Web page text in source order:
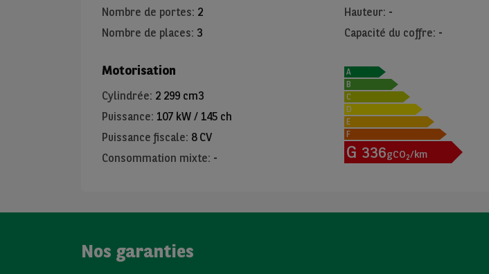
Nombre de portes: 2
Nombre de places: 3
Hauteur: -
Capacité du coffre: -
Motorisation
Cylindrée: 2 299 cm3
Puissance: 107 kW / 145 ch
Puissance fiscale: 8 CV
Consommation mixte: -
A
B
C
D
E
F
G 336gCO2/km
Nos garanties